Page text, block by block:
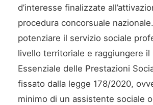
d’interesse finalizzate
procedura concorsuale
potenziare il servizio sociale
livello territoriale e raggiungere il
Essenziale delle Prestazioni
fissato dalla legge 178/2020,
minimo di un assistente sociale